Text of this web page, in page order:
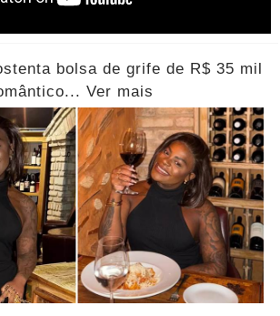
bolsa de grife de R$ 35 mil
Ver mais